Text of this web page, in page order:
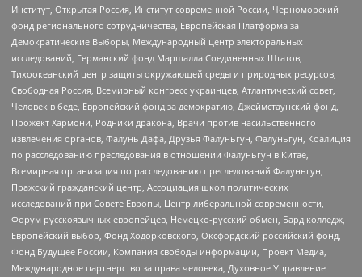
Институт, Открытая Россия, Институт современной России, Черноморский
фонд регионального сотрудничества, Европейская Платформа за
Демократические Выборы, Международный центр электоральных
исследований, Германский фонд Маршалла Соединенных Штатов,
Тихоокеанский центр защиты окружающей среды и природных ресурсов,
Свободная Россия, Всемирный конгресс украинцев, Атлантический совет,
Человек в беде, Европейский фонд за демократию, Джеймстаунский фонд,
Прожект Хармони, Родники дракона, Врачи против насильственного
извлечения органов, Фалунь Дафа, Друзья Фалуньгун, Фалуньгун, Коалиция
по расследованию преследования в отношении Фалуньгун в Китае,
Всемирная организация по расследованию преследований Фалуньгун,
Пражский гражданский центр, Ассоциация школ политических
исследований при Совете Европы, Центр либеральной современности,
Форум русскоязычных европейцев, Немецко-русский обмен, Бард колледж,
Европейский выбор, Фонд Ходорковского, Оксфордский российский фонд,
Фонд Будущее России, Компания свободы информации, Проект Медиа,
Международное партнерство за права человека, Духовное Управление